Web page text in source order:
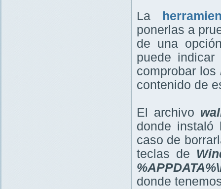
La
ponerlas a
de una
puede
comprobar los
contenido de
El archivo
donde instaló
caso de
teclas de
donde